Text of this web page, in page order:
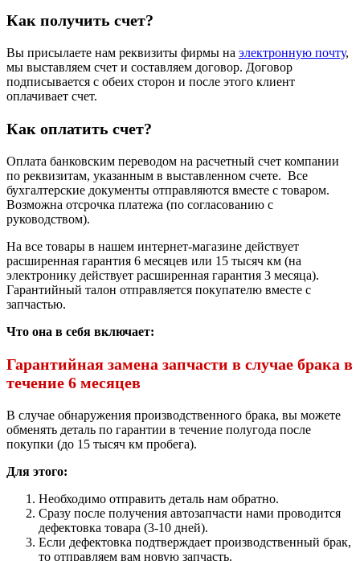
Как получить счет?
Вы присылаете нам реквизиты фирмы на электронную почту,
мы выставляем счет и составляем договор. Договор
подписывается с обеих сторон и после этого клиент
оплачивает счет.
Как оплатить счет?
Оплата банковским переводом на расчетный счет компании
по реквизитам, указанным в выставленном счете. Все
бухгалтерские документы отправляются вместе с товаром.
Возможна отсрочка платежа (по согласованию с
руководством).
На все товары в нашем интернет-магазине действует
расширенная гарантия 6 месяцев или 15 тысяч км (на
электронику действует расширенная гарантия 3 месяца).
Гарантийный талон отправляется покупателю вместе с
запчастью.
Что она в себя включает:
Гарантийная замена запчасти в случае брака в
течение 6 месяцев
В случае обнаружения производственного брака, вы можете
обменять деталь по гарантии в течение полугода после
покупки (до 15 тысяч км пробега).
Для этого:
Необходимо отправить деталь нам обратно.
Сразу после получения автозапчасти нами проводится
дефектовка товара (3-10 дней).
Если дефектовка подтверждает производственный брак,
то отправляем вам новую запчасть.